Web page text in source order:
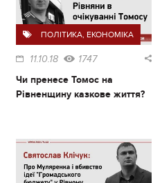
ПОЛІТИКА, ЕКОНОМІКА
11.10.18 1747
Чи пренесе Томос на
Рівненщину казкове життя?